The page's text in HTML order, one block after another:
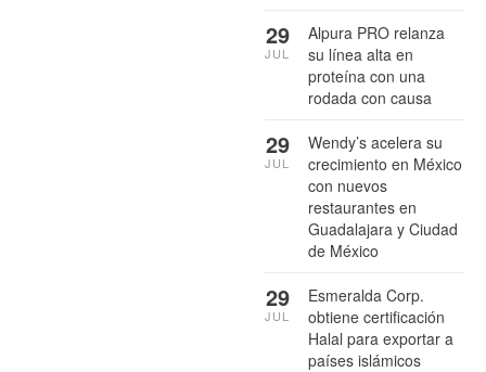
Alpura PRO relanza
su línea alta en
proteína con una
rodada con causa
29
JUL
Wendy’s acelera su
crecimiento en México
con nuevos
restaurantes en
Guadalajara y Ciudad
de México
29
JUL
Esmeralda Corp.
obtiene certificación
Halal para exportar a
países islámicos
29
JUL